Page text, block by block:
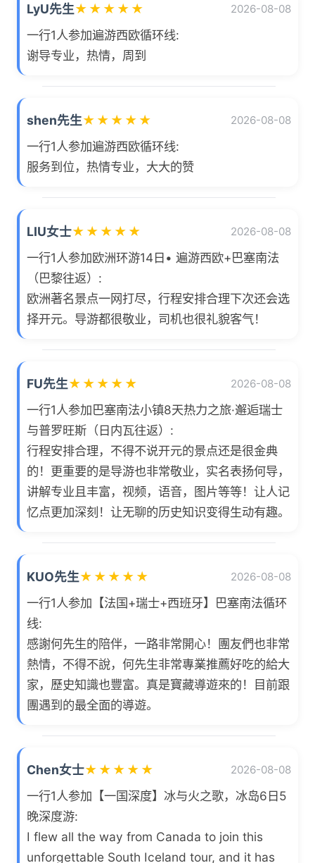
LyU先生★ ★ ★ ★ ★ 2026-08-08
一行1人参加遍游西欧循环线:
谢导专业，热情，周到
shen先生★ ★ ★ ★ ★ 2026-08-08
一行1人参加遍游西欧循环线:
服务到位，热情专业，大大的赞
LIU女士★ ★ ★ ★ ★ 2026-08-08
一行1人参加欧洲环游14日• 遍游西欧+巴塞南法
（巴黎往返）:
欧洲著名景点一网打尽，行程安排合理下次还会选
择开元。导游都很敬业，司机也很礼貌客气！
FU先生★ ★ ★ ★ ★ 2026-08-08
一行1人参加巴塞南法小镇8天热力之旅·邂逅瑞士
与普罗旺斯（日内瓦往返）:
行程安排合理，不得不说开元的景点还是很金典
的！更重要的是导游也非常敬业，实名表扬何导，
讲解专业且丰富，视频，语音，图片等等！让人记
忆点更加深刻！让无聊的历史知识变得生动有趣。
KUO先生★ ★ ★ ★ ★ 2026-08-08
一行1人参加【法国+瑞士+西班牙】巴塞南法循环
线:
感謝何先生的陪伴，一路非常開心！團友們也非常
熱情，不得不說，何先生非常專業推薦好吃的給大
家，歷史知識也豐富。真是寶藏導遊來的！目前跟
團遇到的最全面的導遊。
Chen女士★ ★ ★ ★ ★ 2026-08-08
一行1人参加【一国深度】冰与火之歌，冰岛6日5
晚深度游:
I flew all the way from Canada to join this
unforgettable South Iceland tour, and it has